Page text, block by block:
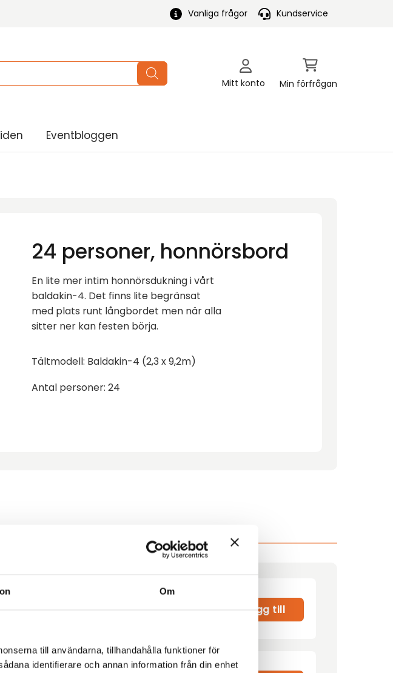
Om
till användarna, tillhandahålla funktioner för
identifierare och annan information från din enhet
Vanliga frågor Kundservice
Mitt konto Min förfrågan
Eventbloggen
24 personer, honnörsbord
En lite mer intim honnörsdukning i vårt
baldakin-4. Det finns lite begränsat
med plats runt långbordet men när alla
sitter ner kan festen börja.
Tältmodell: Baldakin-4 (2,3 x 9,2m)
Antal personer: 24
Montagepris: 6,00kr Lägg till